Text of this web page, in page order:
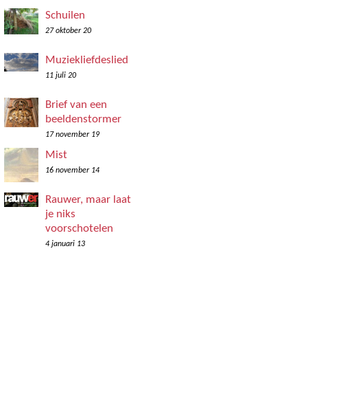
Schuilen
27 oktober 20
Muziekliefdeslied
11 juli 20
Brief van een
beeldenstormer
17 november 19
Mist
16 november 14
Rauwer, maar laat
je niks
voorschotelen
4 januari 13